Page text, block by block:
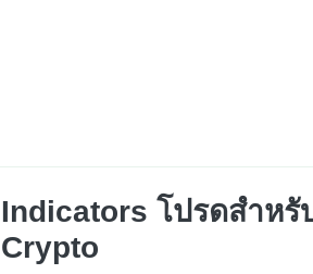
Indicators โปรดสำหรั
Crypto